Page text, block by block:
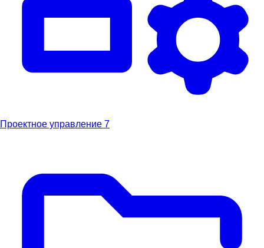
Проектное управление 7